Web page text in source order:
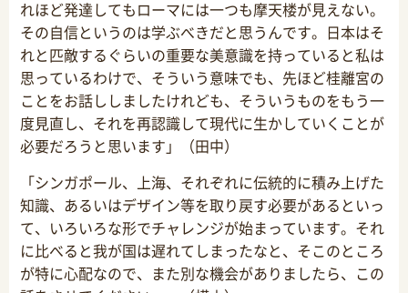
れほど発達してもローマには一つも摩天楼が見えない。
その自信というのは学ぶべきだと思うんです。日本はそ
れと匹敵するぐらいの重要な美意識を持っていると私は
思っているわけで、そういう意味でも、先ほど桂離宮の
ことをお話ししましたけれども、そういうものをもう一
度見直し、それを再認識して現代に生かしていくことが
必要だろうと思います」（田中）
「シンガポール、上海、それぞれに伝統的に積み上げた
知識、あるいはデザイン等を取り戻す必要があるといっ
て、いろいろな形でチャレンジが始まっています。それ
に比べると我が国は遅れてしまったなと、そこのところ
が特に心配なので、また別な機会がありましたら、この